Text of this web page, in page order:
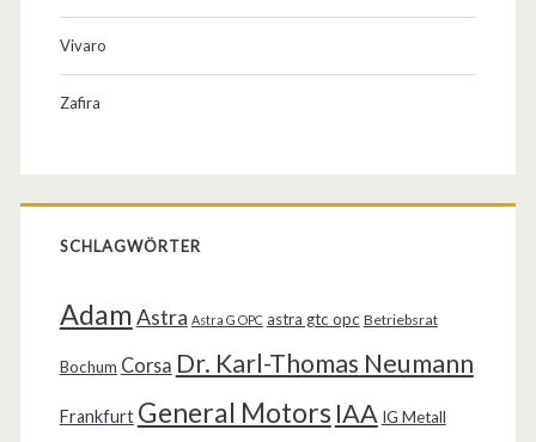
Vivaro
Zafira
SCHLAGWÖRTER
AdamAstra Astra G OPC astra gtc opc Betriebsrat
Bochum Corsa Dr. Karl-Thomas Neumann
Frankfurt General Motors IAA IG Metall